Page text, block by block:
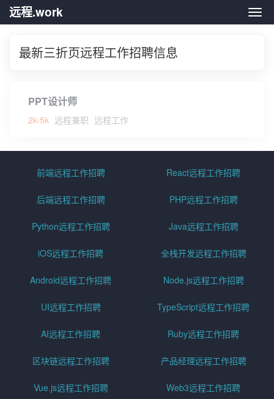
远
远程.work
最新三折页远程工作招聘信息
PPT设计师
2k-5k 远程兼职 远程工作
前端远程工作招聘 React远程工作招聘
后端远程工作招聘 PHP远程工作招聘
Python远程工作招聘 Java远程工作招聘
iOS远程工作招聘 全栈开发远程工作招聘
Android远程工作招聘 Node.js远程工作招聘
UI远程工作招聘 TypeScript远程工作招聘
AI远程工作招聘 Ruby远程工作招聘
区块链远程工作招聘 产品经理远程工作招聘
Vue.js远程工作招聘 Web3远程工作招聘